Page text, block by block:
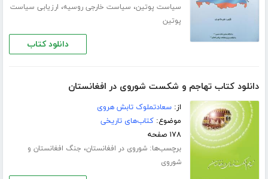
سیاست پوتین، سیاست خارجی روسیه، ارزیابی سیاست
پوتین
دانلود کتاب
دانلود کتاب تهاجم و شکست شوروی در افغانستان
از:سعادتملوک تابش هروی
موضوع:کتاب‌های تاریخی
۱۷۸ صفحه
برچسب‌ها:شوروی در افغانستان، جنگ افغانستان و
شوروی